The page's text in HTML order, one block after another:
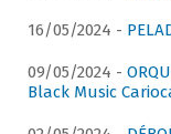
16/05/2024 -
09/05/2024 -
Black Music